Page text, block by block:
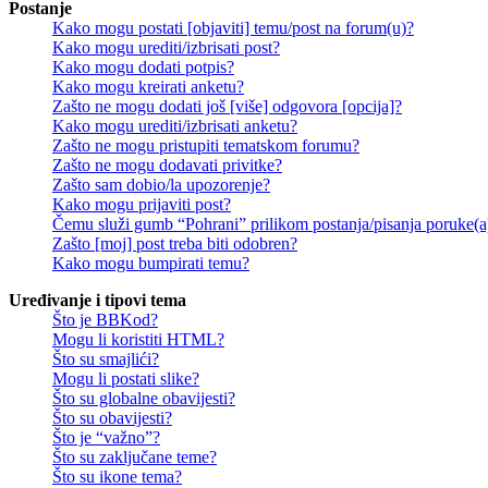
Postanje
Kako mogu postati [objaviti] temu/post na forum(u)?
Kako mogu urediti/izbrisati post?
Kako mogu dodati potpis?
Kako mogu kreirati anketu?
Zašto ne mogu dodati još [više] odgovora [opcija]?
Kako mogu urediti/izbrisati anketu?
Zašto ne mogu pristupiti tematskom forumu?
Zašto ne mogu dodavati privitke?
Zašto sam dobio/la upozorenje?
Kako mogu prijaviti post?
Čemu služi gumb “Pohrani” prilikom postanja/pisanja
Zašto [moj] post treba biti odobren?
Kako mogu bumpirati temu?
Uređivanje i tipovi tema
Što je BBKod?
Mogu li koristiti HTML?
Što su smajlići?
Mogu li postati slike?
Što su globalne obavijesti?
Što su obavijesti?
Što je “važno”?
Što su zaključane teme?
Što su ikone tema?